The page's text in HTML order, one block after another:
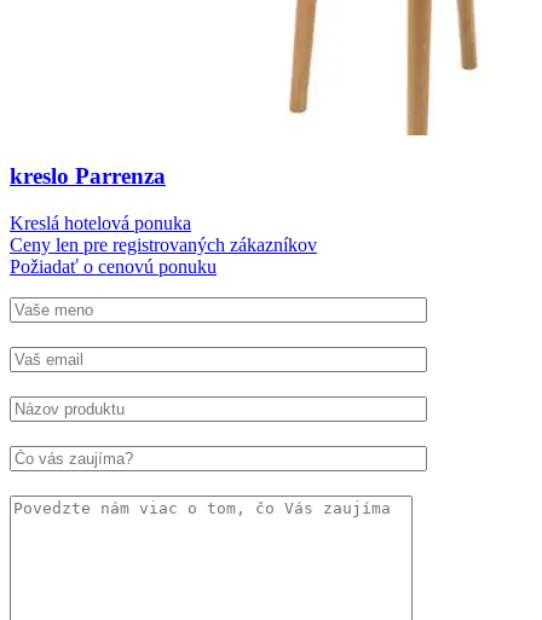
kreslo Parrenza
Kreslá hotelová ponuka
Ceny len pre registrovaných zákazníkov
Požiadať o cenovú ponuku